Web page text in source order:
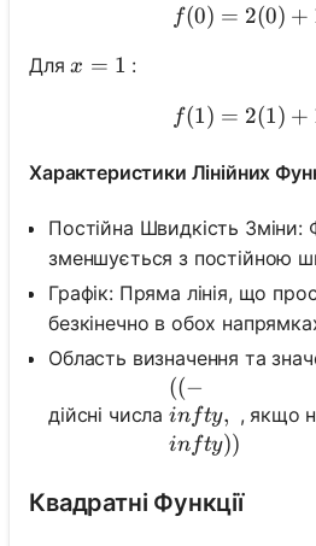
f(0) = 2(0) +
Дляx=1
x = 1 :
f(1) = 2(1) +
Характеристики Лінійних
Постійна Швидкість Зміни:
зменшується з постійною
Графік: Пряма лінія, що
безкінечно в обох
Область визначення та
дійсні числа
((-\\infty,
((−
infty,
infty))
, якщо
Квадратні Функції